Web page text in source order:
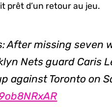
prêt d’un retour au jeu.
After missing seven
Nets guard Caris
against Toronto on